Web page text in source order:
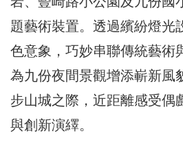
題藝術裝置。透過繽紛燈光
色意象，巧妙串聯傳統藝術
為九份夜間景觀增添嶄新風
步山城之際，近距離感受偶
與創新演繹。